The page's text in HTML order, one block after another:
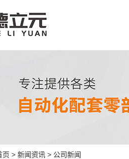
页 > 新闻资讯 > 公司新闻